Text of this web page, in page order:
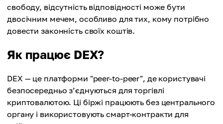
свободу, відсутність відповідності може бути
двосічним мечем, особливо для тих, кому потрібно
довести законність своїх коштів.
Як працює DEX?
DEX — це платформи "peer-to-peer", де користувачі
безпосередньо з’єднуються для торгівлі
криптовалютою. Ці біржі працюють без центрального
органу і використовують смарт-контракти для